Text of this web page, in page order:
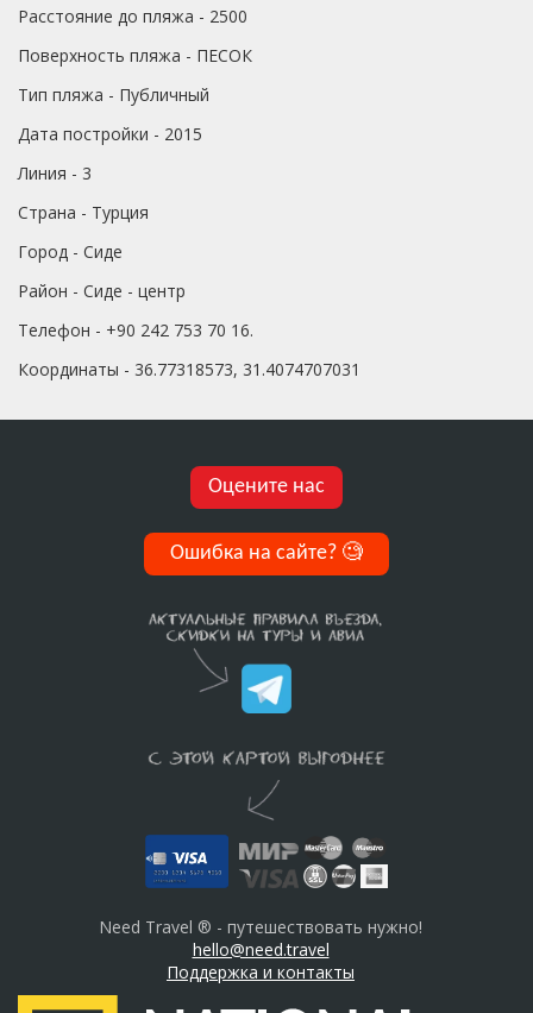
Расстояние до пляжа - 2500
Поверхность пляжа - ПЕСОК
Тип пляжа - Публичный
Дата постройки - 2015
Линия - 3
Страна - Турция
Город - Сиде
Район - Сиде - центр
Телефон - +90 242 753 70 16.
Координаты - 36.77318573, 31.4074707031
Оцените нас
Ошибка на сайте? 🧐
Need Travel ® - путешествовать нужно!
hello@need.travel
Поддержка и контакты